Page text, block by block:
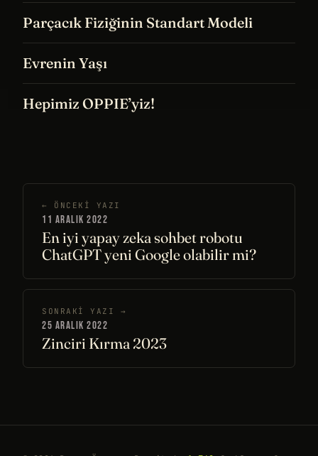
Parçacık Fiziğinin Standart Modeli
Evrenin Yaşı
Hepimiz OPPIE’yiz!
← ÖNCEKI YAZI
11 ARALIK 2022
En iyi yapay zeka sohbet robotu
ChatGPT yeni Google olabilir mi?
SONRAKI YAZI →
25 ARALIK 2022
Zinciri Kırma 2023